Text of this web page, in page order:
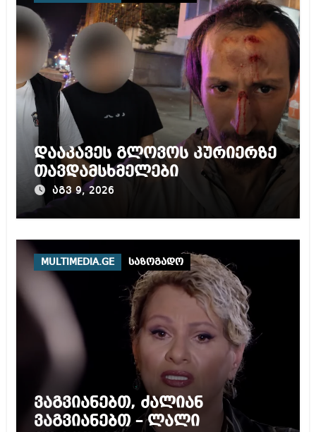
დააკავეს გლოვოს კურიერზე
თავდამსხმელები
აგვ 9, 2026
MULTIMEDIA.GE საზოგადო
ვაგვიანებთ, ძალიან
ვაგვიანებთ – ლალი